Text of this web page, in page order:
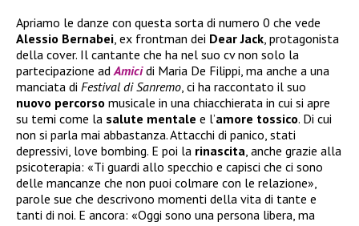
Apriamo le danze con questa sorta di numero 0 che vede
Alessio Bernabei, ex frontman dei Dear Jack, protagonista
della cover. Il cantante che ha nel suo cv non solo la
partecipazione adAmici di Maria De Filippi, ma anche a una
manciata di Festival di Sanremo, ci ha raccontato il suo
nuovo percorso musicale in una chiacchierata in cui si apre
su temi come la salute mentale e l’amore tossico. Di cui
non si parla mai abbastanza. Attacchi di panico, stati
depressivi, love bombing. E poi la rinascita, anche grazie alla
psicoterapia: «Ti guardi allo specchio e capisci che ci sono
delle mancanze che non puoi colmare con le relazione»,
parole sue che descrivono momenti della vita di tante e
tanti di noi. E ancora: «Oggi sono una persona libera, ma